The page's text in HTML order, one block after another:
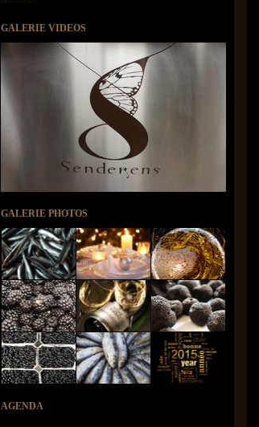
GALERIE VIDEOS
GALERIE PHOTOS
AGENDA